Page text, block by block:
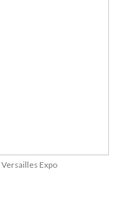
Expo